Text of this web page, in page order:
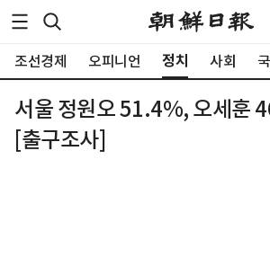
조선경제 오피니언 정치 사회
서울 정원오 51.4%, 오세훈
[출구조사]